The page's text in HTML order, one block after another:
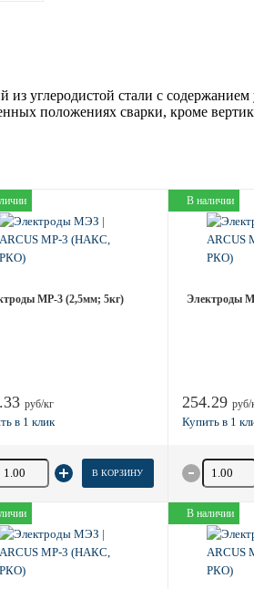
углеродистой стали с содержанием
положениях сварки, кроме
МР-3 (2,5мм; 5кг)
руб/кг
товара В КОРЗИНУ
В наличии
Электроды
254.29 руб/
В наличии